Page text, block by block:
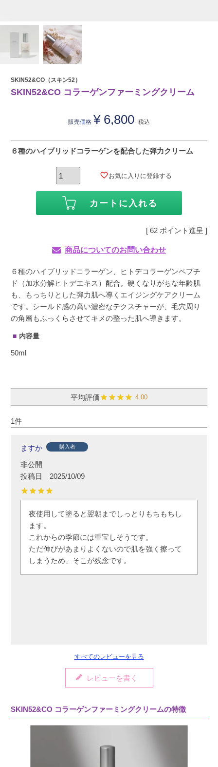
SKIN52&CO（スキン52）
SKIN52&CO コラーゲンファーミングクリーム
販売価格 ¥ 6,800 税込
６種のハイブリッドコラーゲンを配合した弾力クリーム
お気に入りに登録する
カートに入れる
[ 62 ポイント進呈 ]
商品についてのお問い合わせ
６種のハイブリッドコラーゲン、ヒトデコラーゲンペプチ
ド（加水分解ヒトデエキス）配合。硬くなりがちな年齢肌
も、もっちりとした弾力肌へ導くエイジングケアクリーム
です。シールド感の高い濃密なテクスチャーが、毛穴周り
の角層もふっくらさせてキメの整った肌へ導きます。
内容量
50ml
4.00
1
ますか 購入者
非公開
投稿日
2025/10/09
夜使用して塗ると翌朝までしっとりもちもちし
ます。
これからの季節には重宝しそうです。
ただ伸びがあまりよくないので肌を強く擦って
しまうため、そこが残念です。
すべてのレビューを見る
レビューを書く
SKIN52&CO コラーゲンファーミングクリームの特徴